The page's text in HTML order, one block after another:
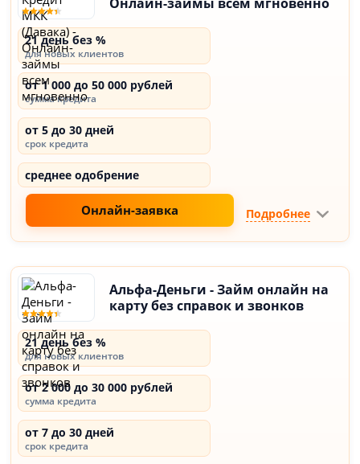
21 день без %
для новых клиентов
от 1 000 до 50 000 рублей
сумма кредита
от 5 до 30 дней
срок кредита
среднее одобрение
Онлайн-заявка Подробнее
Альфа-Деньги - Займ онлайн на
карту без справок и звонков
21 день без %
для новых клиентов
от 2 000 до 30 000 рублей
сумма кредита
от 7 до 30 дней
срок кредита